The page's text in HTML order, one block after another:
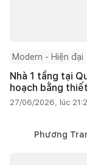
Modern - Hiện đại
Nhà 1 tầng tại
hoạch bằng
27/06/2026, lúc
Phương